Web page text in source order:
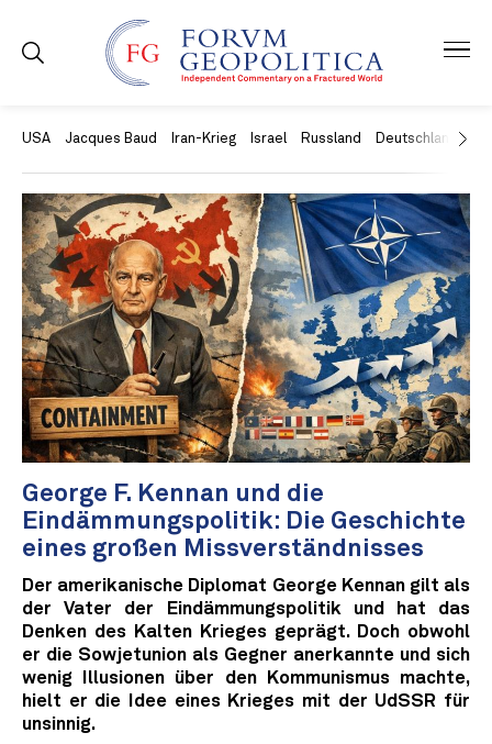
USA Jacques Baud Iran-Krieg Israel Russland Deutschland
George F. Kennan und die
Eindämmungspolitik: Die Geschichte
eines großen Missverständnisses
Der amerikanische Diplomat George Kennan gilt als
der Vater der Eindämmungspolitik und hat das
Denken des Kalten Krieges geprägt. Doch obwohl
er die Sowjetunion als Gegner anerkannte und sich
wenig Illusionen über den Kommunismus machte,
hielt er die Idee eines Krieges mit der UdSSR für
unsinnig.